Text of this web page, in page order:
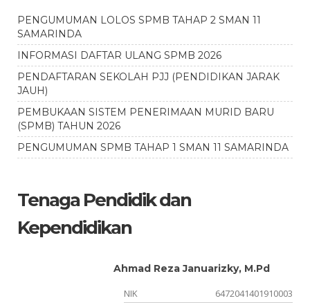
PENGUMUMAN LOLOS SPMB TAHAP 2 SMAN 11
SAMARINDA
INFORMASI DAFTAR ULANG SPMB 2026
PENDAFTARAN SEKOLAH PJJ (PENDIDIKAN JARAK
JAUH)
PEMBUKAAN SISTEM PENERIMAAN MURID BARU
(SPMB) TAHUN 2026
PENGUMUMAN SPMB TAHAP 1 SMAN 11 SAMARINDA
Tenaga Pendidik dan
Kependidikan
Ahmad Reza Januarizky, M.Pd
NIK
6472041401910003